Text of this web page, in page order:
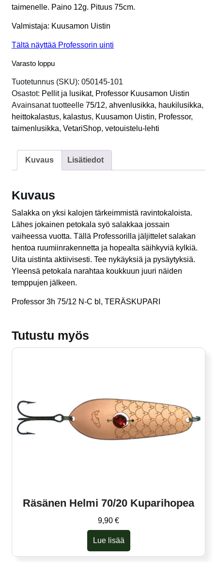
taimenelle. Paino 12g. Pituus 75cm.
Valmistaja: Kuusamon Uistin
Tältä näyttää Professorin uinti
Varasto loppu
Tuotetunnus (SKU): 050145-101
Osastot: Pellit ja lusikat, Professor Kuusamon Uistin
Avainsanat tuotteelle 75/12, ahvenlusikka, haukilusikka,
heittokalastus, kalastus, Kuusamon Uistin, Professor,
taimenlusikka, VetariShop, vetouistelu-lehti
Kuvaus Lisätiedot
Kuvaus
Salakka on yksi kalojen tärkeimmistä ravintokaloista.
Lähes jokainen petokala syö salakkaa jossain
vaiheessa vuotta. Tällä Professorilla jäljittelet salakan
hentoa ruumiinrakennetta ja hopealta säihkyviä kylkiä.
Uita uistinta aktiivisesti. Tee nykäyksiä ja pysäytyksiä.
Yleensä petokala narahtaa koukkuun juuri näiden
temppujen jälkeen.
Professor 3h 75/12 N-C bl, TERÄSKUPARI
Tutustu myös
Räsänen Helmi 70/20 Kuparihopea
9,90 €
Lue lisää